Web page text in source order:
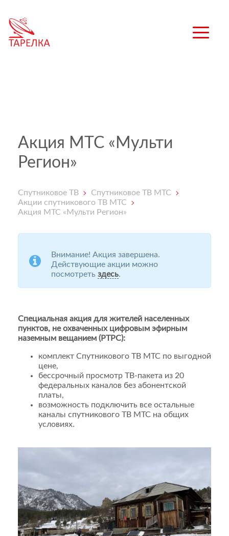
Акция МТС «Мульти
Регион»
Спутниковое ТВ
Спутниковое ТВ МТС
Акции спутникового ТВ МТС
Акция МТС «Мульти Регион»
Внимание! Акция завершена.
Действующие акции можно
посмотреть здесь.
Специальная акция для жителей населенных
пунктов, не охваченных цифровым эфирным
наземным вещанием (РТРС):
комплект Спутникового ТВ МТС по выгодной
цене,
бессрочный просмотр ТВ-пакета из 20
федеральных каналов без абонентской
платы,
возможность подключить все остальные
каналы спутникового ТВ МТС на общих
условиях.